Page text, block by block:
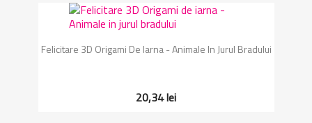
Felicitare 3D Origami De Iarna - Animale In Jurul Bradului
20,34 lei